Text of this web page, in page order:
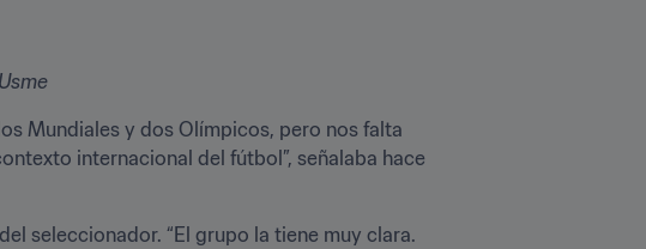
Mundiales y dos Olímpicos, pero nos falta
internacional del fútbol”, señalaba hace
seleccionador. “El grupo la tiene muy clara.